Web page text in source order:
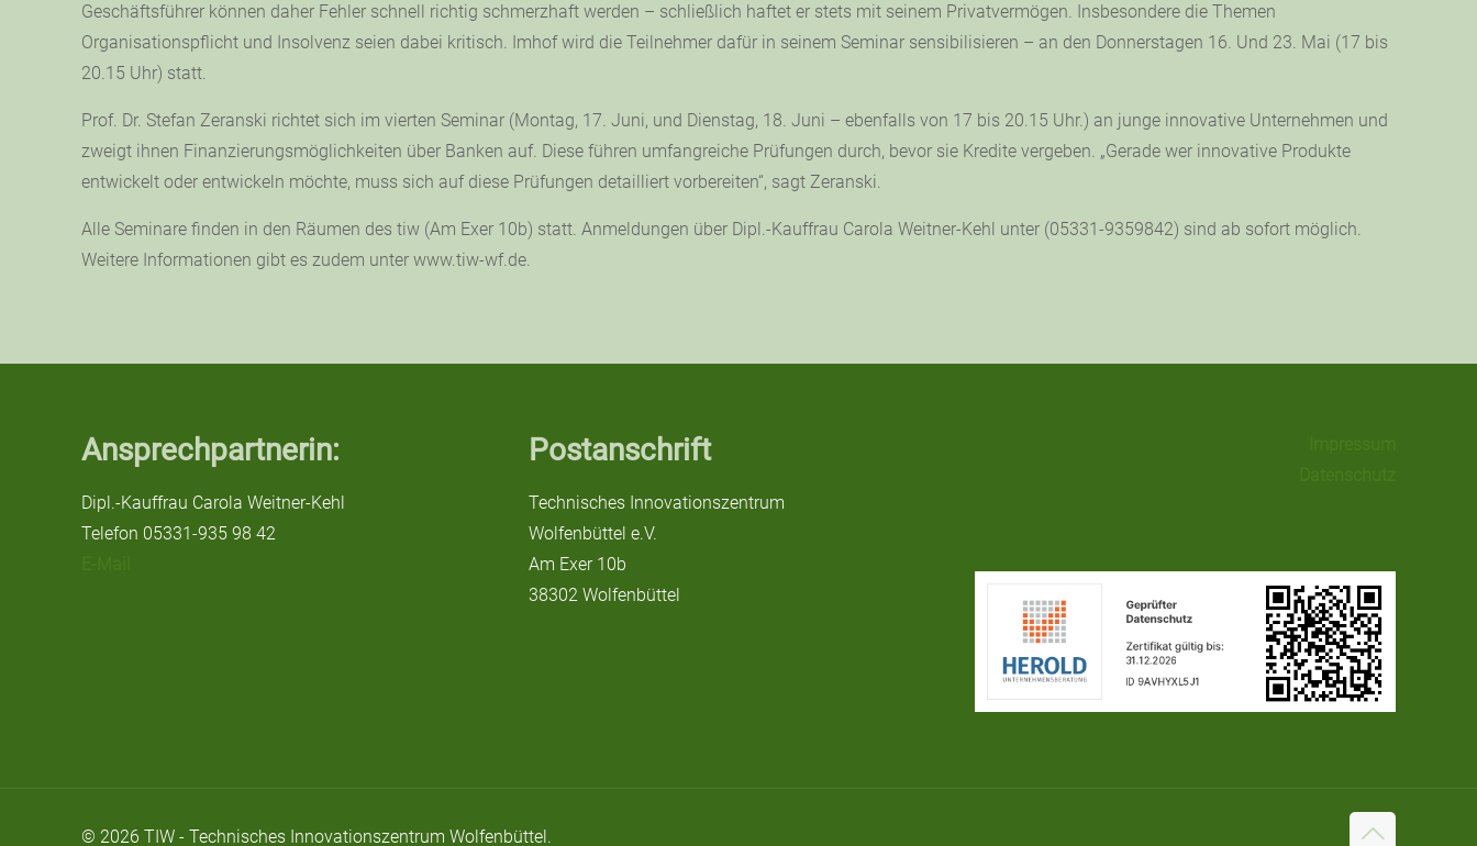
Geschäftsführer können daher Fehler schnell richtig schmerzhaft werden – schließlich haftet er stets mit seinem Privatvermögen. Insbesondere die Themen
Organisationspflicht und Insolvenz seien dabei kritisch. Imhof wird die Teilnehmer dafür in seinem Seminar sensibilisieren – an den Donnerstagen 16. Und 23. Mai (17 bis
20.15 Uhr) statt.
Prof. Dr. Stefan Zeranski richtet sich im vierten Seminar (Montag, 17. Juni, und Dienstag, 18. Juni – ebenfalls von 17 bis 20.15 Uhr.) an junge innovative Unternehmen und
zweigt ihnen Finanzierungsmöglichkeiten über Banken auf. Diese führen umfangreiche Prüfungen durch, bevor sie Kredite vergeben. „Gerade wer innovative Produkte
entwickelt oder entwickeln möchte, muss sich auf diese Prüfungen detailliert vorbereiten“, sagt Zeranski.
Alle Seminare finden in den Räumen des tiw (Am Exer 10b) statt. Anmeldungen über Dipl.-Kauffrau Carola Weitner-Kehl unter (05331-9359842) sind ab sofort möglich.
Weitere Informationen gibt es zudem unter www.tiw-wf.de.
Ansprechpartnerin:
Dipl.-Kauffrau Carola Weitner-Kehl
Telefon 05331-935 98 42
Postanschrift
Technisches Innovationszentrum
Wolfenbüttel e.V.
Am Exer 10b
38302 Wolfenbüttel
© 2026 TIW - Technisches Innovationszentrum Wolfenbüttel.